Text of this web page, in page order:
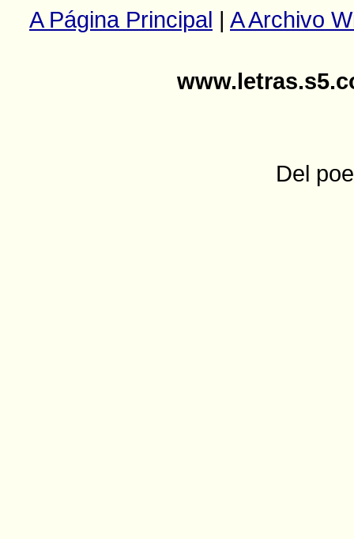
A Página Principal | A Archivo
Del